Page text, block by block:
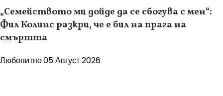
„Семейството ми дойде да се сбогува с мен“:
Фил Колинс разкри, че е бил на прага на
смъртта
Любопитно05 Август 2026